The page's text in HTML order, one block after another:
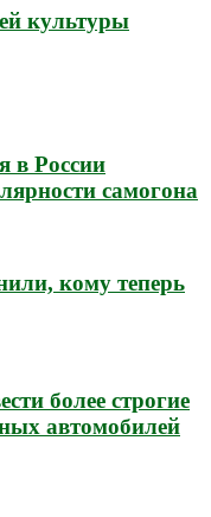
культуры
в России
самогона
кому теперь
более строгие
автомобилей